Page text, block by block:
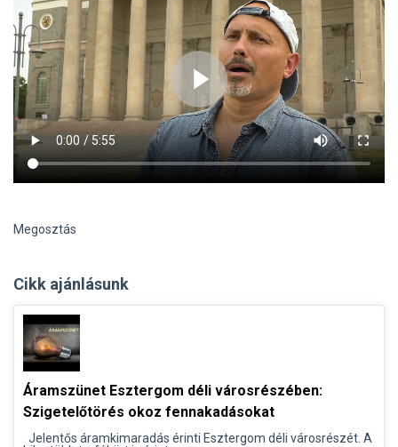
Megosztás
Cikk ajánlásunk
Áramszünet Esztergom déli városrészében:
Szigetelőtörés okoz fennakadásokat
Jelentős áramkimaradás érinti Esztergom déli városrészét. A